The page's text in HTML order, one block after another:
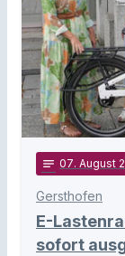
notes 07. August
Gersthofen
E-
sofort